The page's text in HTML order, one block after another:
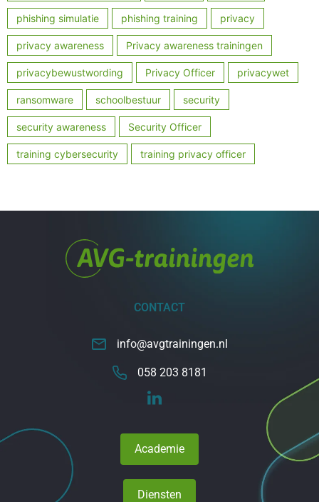
phishing simulatie phishing training privacy
privacy awareness Privacy awareness trainingen
privacybewustwording Privacy Officer privacywet
ransomware schoolbestuur security
security awareness Security Officer
training cybersecurity training privacy officer
CONTACT
058 203 8181
info@avgtrainingen.nl
Academie
Diensten